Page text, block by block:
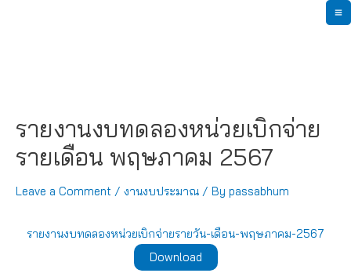
รายงานงบทดลองหน่วยเบิกจ่าย
รายเดือน พฤษภาคม 2567
Leave a Comment / งานงบประมาณ / By passabhum
รายงานงบทดลองหน่วยเบิกจ่ายรายวัน-เดือน-พฤษภาคม-2567
Download